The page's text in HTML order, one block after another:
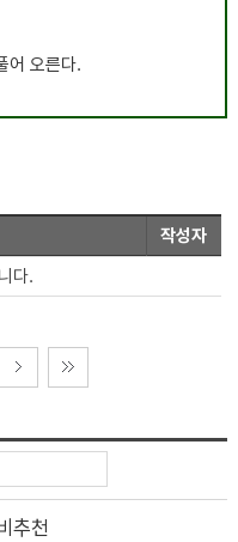
어 오른다.
작성자
다.
추천